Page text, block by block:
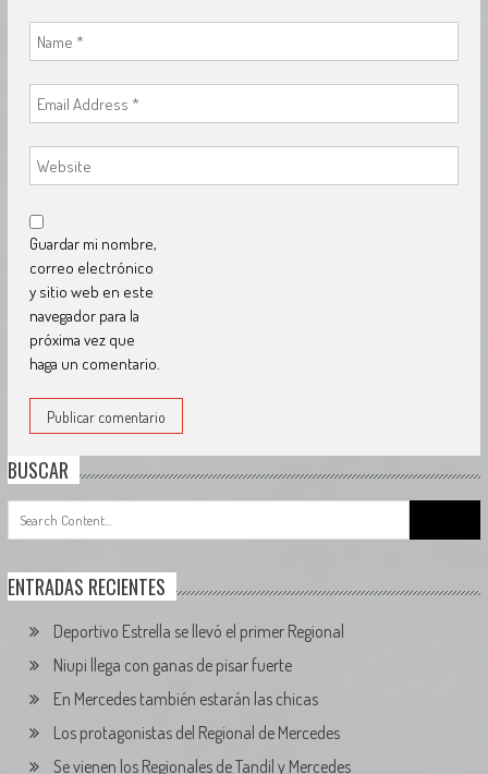
Guardar mi nombre,
correo electrónico
y sitio web en este
navegador para la
próxima vez que
haga un comentario.
BUSCAR
for:
ENTRADAS RECIENTES
Deportivo Estrella se llevó el primer Regional
Niupi llega con ganas de pisar fuerte
En Mercedes también estarán las chicas
Los protagonistas del Regional de Mercedes
Se vienen los Regionales de Tandil y Mercedes